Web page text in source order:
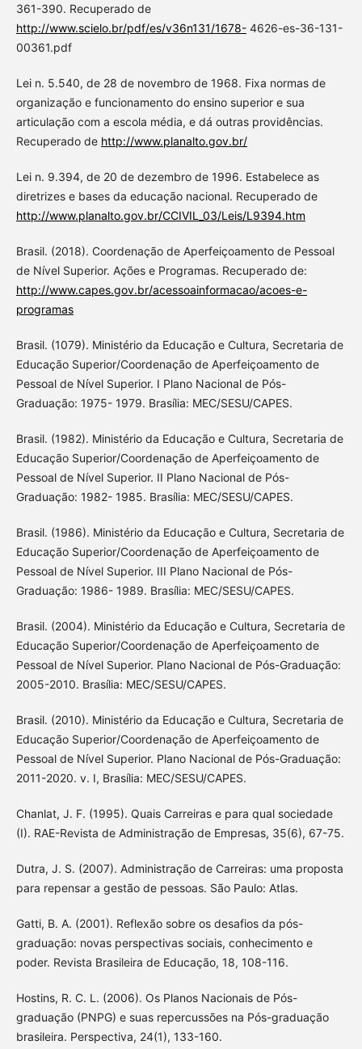
361-390. Recuperado de
http://www.scielo.br/pdf/es/v36n131/1678-4626-es-36-131-
00361.pdf
Lei n. 5.540, de 28 de novembro de 1968. Fixa normas de
organização e funcionamento do ensino superior e sua
articulação com a escola média, e dá outras providências.
Recuperado de http://www.planalto.gov.br/
Lei n. 9.394, de 20 de dezembro de 1996. Estabelece as
diretrizes e bases da educação nacional. Recuperado de
http://www.planalto.gov.br/CCIVIL_03/Leis/L9394.htm
Brasil. (2018). Coordenação de Aperfeiçoamento de Pessoal
de Nível Superior. Ações e Programas. Recuperado de:
http://www.capes.gov.br/acessoainformacao/acoes-e-
programas
Brasil. (1079). Ministério da Educação e Cultura, Secretaria de
Educação Superior/Coordenação de Aperfeiçoamento de
Pessoal de Nível Superior. I Plano Nacional de Pós-
Graduação: 1975- 1979. Brasília: MEC/SESU/CAPES.
Brasil. (1982). Ministério da Educação e Cultura, Secretaria de
Educação Superior/Coordenação de Aperfeiçoamento de
Pessoal de Nível Superior. II Plano Nacional de Pós-
Graduação: 1982- 1985. Brasília: MEC/SESU/CAPES.
Brasil. (1986). Ministério da Educação e Cultura, Secretaria de
Educação Superior/Coordenação de Aperfeiçoamento de
Pessoal de Nível Superior. III Plano Nacional de Pós-
Graduação: 1986- 1989. Brasília: MEC/SESU/CAPES.
Brasil. (2004). Ministério da Educação e Cultura, Secretaria de
Educação Superior/Coordenação de Aperfeiçoamento de
Pessoal de Nível Superior. Plano Nacional de Pós-Graduação:
2005-2010. Brasília: MEC/SESU/CAPES.
Brasil. (2010). Ministério da Educação e Cultura, Secretaria de
Educação Superior/Coordenação de Aperfeiçoamento de
Pessoal de Nível Superior. Plano Nacional de Pós-Graduação:
2011-2020. v. I, Brasília: MEC/SESU/CAPES.
Chanlat, J. F. (1995). Quais Carreiras e para qual sociedade
(I). RAE-Revista de Administração de Empresas, 35(6), 67-75.
Dutra, J. S. (2007). Administração de Carreiras: uma proposta
para repensar a gestão de pessoas. São Paulo: Atlas.
Gatti, B. A. (2001). Reflexão sobre os desafios da pós-
graduação: novas perspectivas sociais, conhecimento e
poder. Revista Brasileira de Educação, 18, 108-116.
Hostins, R. C. L. (2006). Os Planos Nacionais de Pós-
graduação (PNPG) e suas repercussões na Pós-graduação
brasileira. Perspectiva, 24(1), 133-160.